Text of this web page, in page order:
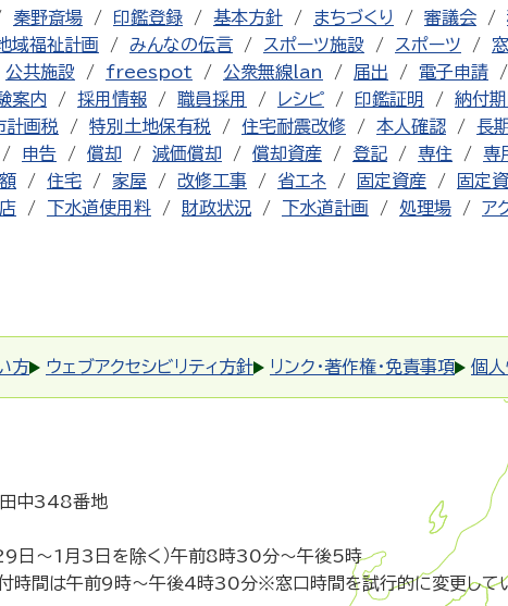
秦野斎場 印鑑登録 基本方針 まちづくり 審議会
域福祉計画 みんなの伝言 スポーツ施設 スポーツ
公共施設 freespot 公衆無線lan 届出 電子申請
案内 採用情報 職員採用 レシピ 印鑑証明 納付
計画税 特別土地保有税 住宅耐震改修 本人確認
長
申告 償却 減価償却 償却資産 登記 専住
専
住宅 家屋 改修工事 省エネ 固定資産 固定
下水道使用料 財政状況 下水道計画 処理場
ア
方 ウェブアクセシビリティ方針 リンク・著作権・免責事項 個
中348番地
29日～1月3日を除く）午前8時30分～午後5時
付時間は午前9時～午後4時30分※窓口時間を試行的に変更してい